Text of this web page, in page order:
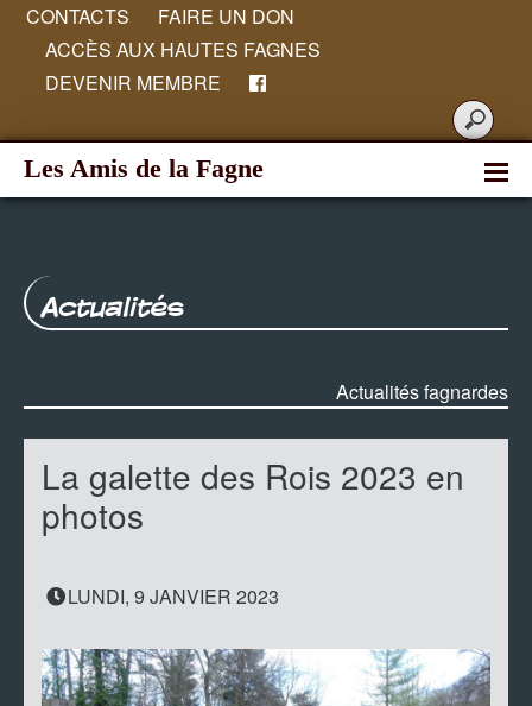
CONTACTS
FAIRE UN DON
ACCÈS AUX HAUTES FAGNES
DEVENIR MEMBRE
Les Amis de la Fagne
Actualités
Actualités fagnardes
La galette des Rois 2023 en
photos
LUNDI, 9 JANVIER 2023